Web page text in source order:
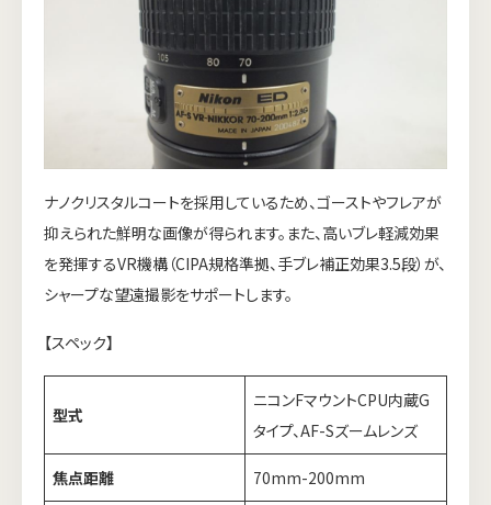
ナノクリスタルコートを採用しているため、ゴーストやフレアが
抑えられた鮮明な画像が得られます。また、高いブレ軽減効果
を発揮するVR機構（CIPA規格準拠、手ブレ補正効果3.5段）が、
シャープな望遠撮影をサポートします。
【スペック】
型式
ニコンFマウントCPU内蔵G
タイプ、AF-Sズームレンズ
焦点距離 70mm-200mm